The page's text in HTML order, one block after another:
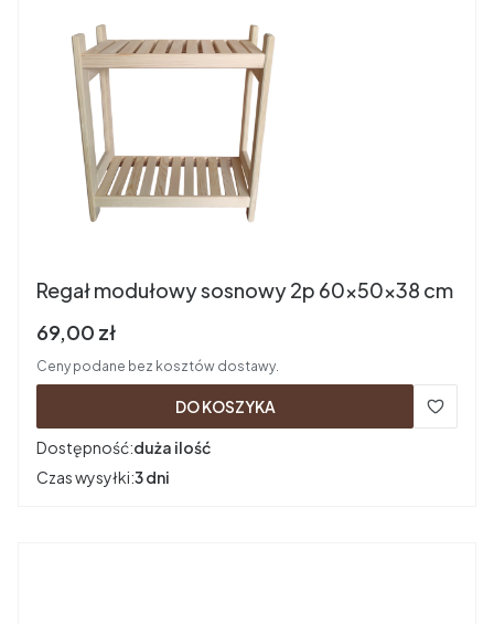
Regał modułowy sosnowy 2p 60x50x38 cm
Cena brutto
69,00 zł
Ceny podane bez kosztów dostawy.
DO KOSZYKA
Dostępność:duża ilość
Czas wysyłki:3 dni